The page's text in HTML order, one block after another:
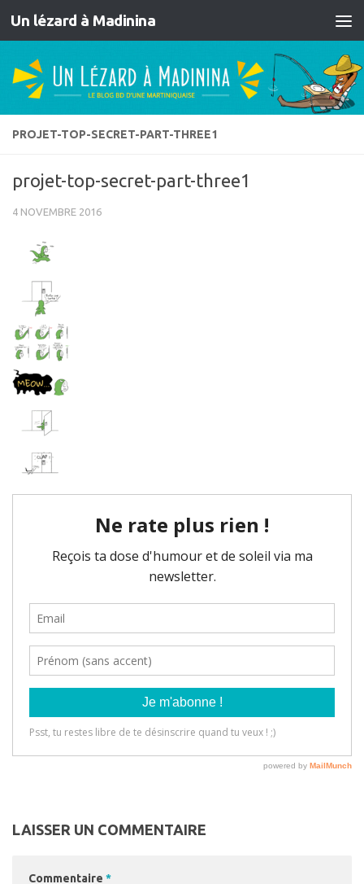
Skip to content
Un lézard à Madinina
PROJET-TOP-SECRET-PART-THREE1
projet-top-secret-part-three1
4 NOVEMBRE 2016
LAISSER UN COMMENTAIRE
Commentaire *